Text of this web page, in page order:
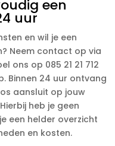
een
uur
en wil je een
Neem contact op via
ons op 085 21 21 712
Binnen 24 uur ontvang
aansluit op jouw
heb je geen
een helder overzicht
en kosten.